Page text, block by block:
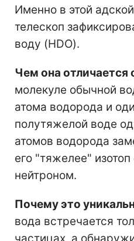
Именно в этой
телескоп
воду (HDO).
Чем она отличается
молекуле обычной
атома водорода и
полутяжелой воде
атомов водорода
его "тяжелее"
нейтроном.
Почему это
вода встречается
частицах, а